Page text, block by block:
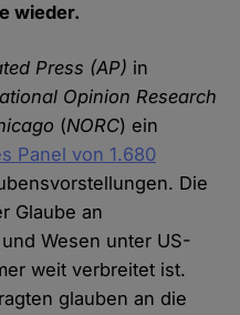
wieder.
Press (AP) in
Opinion Research
(NORC) ein
Panel von 1.680
Die
Glaube an
Wesen unter US-
weit verbreitet ist.
glauben an die